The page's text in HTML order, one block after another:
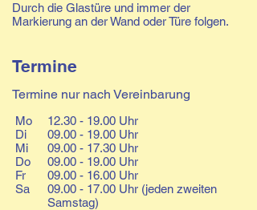
Durch die Glastüre und immer der
Markierung an der Wand oder Türe folgen.
Termine
Termine nur nach Vereinbarung
Mo
Di
Mi
Do
Fr
Sa
12.30 - 19.00 Uhr
09.00 - 19.00 Uhr
09.00 - 17.30 Uhr
09.00 - 19.00 Uhr
09.00 - 16.00 Uhr
09.00 - 17.00 Uhr (jeden zweiten
Samstag)